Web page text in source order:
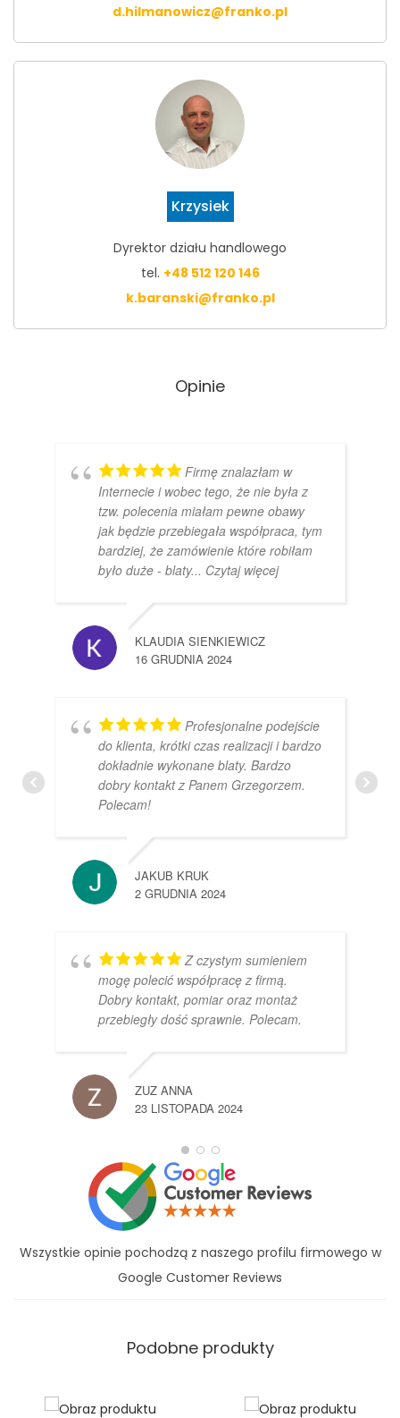
d.hilmanowicz@franko.pl
Krzysiek
Dyrektor działu handlowego
tel. +48 512 120 146
k.baranski@franko.pl
Opinie
Firmę znalazłam w
Internecie i wobec tego, że nie była z
tzw. polecenia miałam pewne obawy
jak będzie przebiegała współpraca, tym
bardziej, że zamówienie które robiłam
było duże - blaty... Czytaj więcej
KLAUDIA SIENKIEWICZ
16 GRUDNIA 2024
Profesjonalne podejście
do klienta, krótki czas realizacji i bardzo
dokładnie wykonane blaty. Bardzo
dobry kontakt z Panem Grzegorzem.
Polecam!
JAKUB KRUK
2 GRUDNIA 2024
Z czystym sumieniem
mogę polecić współpracę z firmą.
Dobry kontakt, pomiar oraz montaż
przebiegły dość sprawnie. Polecam.
ZUZ ANNA
23 LISTOPADA 2024
Wszystkie opinie pochodzą z naszego profilu firmowego w
Google Customer Reviews
Podobne produkty